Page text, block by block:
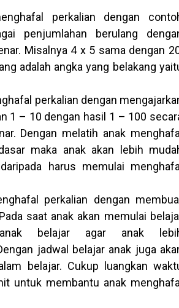
perkalian dengan
penjumlahan berulang
Misalnya 4 x 5 sama dengan
adalah angka yang belakang
perkalian dengan
1 – 10 dengan hasil 1 – 100
Dengan melatih anak
maka anak akan lebih
harus memulai
perkalian dengan
saat anak akan memulai
anak belajar agar anak
jadwal belajar anak juga
belajar. Cukup luangkan
untuk membantu anak